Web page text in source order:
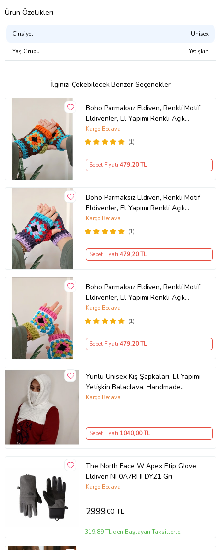
Ürün Özellikleri
Cinsiyet Unisex
Yaş Grubu Yetişkin
İlginizi Çekebilecek Benzer Seçenekler
Boho Parmaksız Eldiven, Renkli Motif
Eldivenler, El Yapımı Renkli Açık
Parmak Eldiveni, Kemzey Handmade
Giyim Aksesuarları (Kahverengi)
(1)
Kargo Bedava
Sepet Fiyatı 479,20 TL
Boho Parmaksız Eldiven, Renkli Motif
Eldivenler, El Yapımı Renkli Açık
Parmak Eldiveni, Kemzey Handmade
Giyim Aksesuarları (Mor)
(1)
Kargo Bedava
Sepet Fiyatı 479,20 TL
Boho Parmaksız Eldiven, Renkli Motif
Eldivenler, El Yapımı Renkli Açık
Parmak Eldiveni, Kemzey Handmade
Giyim Aksesuarları (Ekru)
(1)
Kargo Bedava
Sepet Fiyatı 479,20 TL
Yünlü Unısex Kış Şapkaları, El Yapımı
Yetişkin Balaclava, Handmade
Kadın-Erkek Balaklava (Ekru)
Kargo Bedava
Sepet Fiyatı 1040,00 TL
The North Face W Apex Etip Glove
Eldiven NF0A7RHFDYZ1 Gri
Kargo Bedava
2999,00 TL
319,89 TL'den Başlayan Taksitlerle